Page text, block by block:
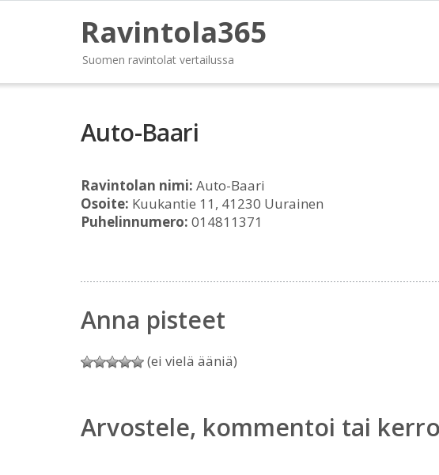
Ravintola365
Suomen ravintolat vertailussa
Auto-Baari
Ravintolan nimi: Auto-Baari
Osoite: Kuukantie 11, 41230 Uurainen
Puhelinnumero: 014811371
Anna pisteet
(ei vielä ääniä)
Arvostele, kommentoi tai